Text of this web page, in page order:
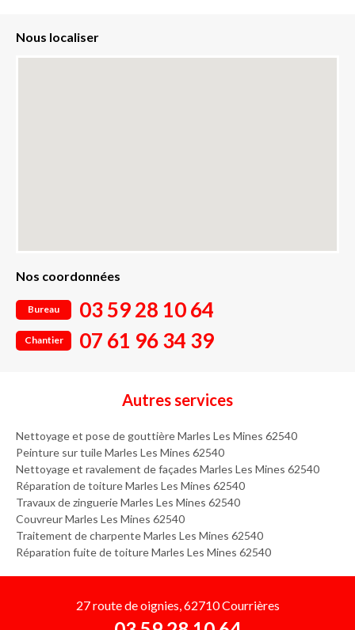
Nous localiser
Nos coordonnées
Bureau 03 59 28 10 64
Chantier 07 61 96 34 39
Autres services
Nettoyage et pose de gouttière Marles Les Mines 62540
Peinture sur tuile Marles Les Mines 62540
Nettoyage et ravalement de façades Marles Les Mines 62540
Réparation de toiture Marles Les Mines 62540
Travaux de zinguerie Marles Les Mines 62540
Couvreur Marles Les Mines 62540
Traitement de charpente Marles Les Mines 62540
Réparation fuite de toiture Marles Les Mines 62540
27 route de oignies, 62710 Courrières